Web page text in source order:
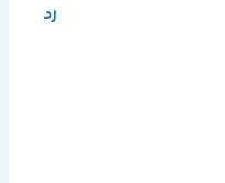
رد